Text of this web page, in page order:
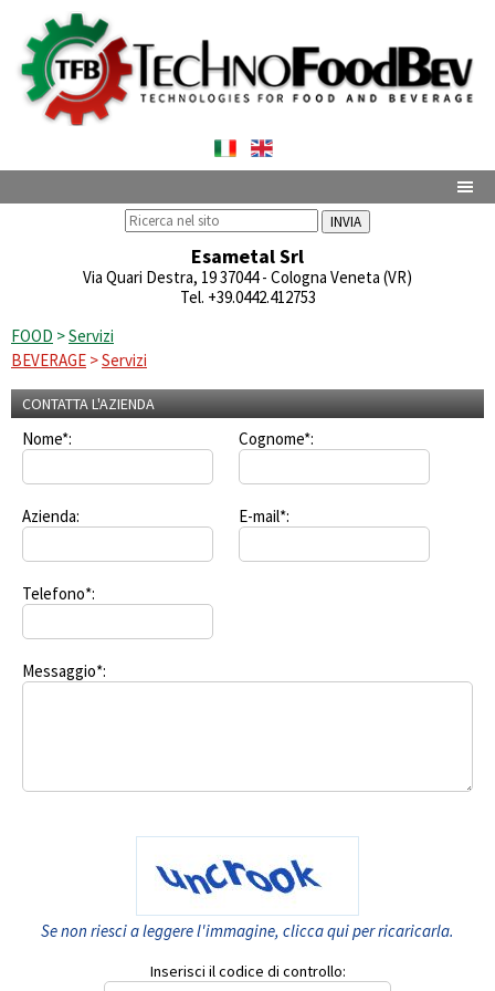
INVIA
Esametal Srl
Via Quari Destra, 19 37044 - Cologna Veneta (VR)
Tel. +39.0442.412753
FOOD >Servizi
BEVERAGE >Servizi
CONTATTA L'AZIENDA
Nome*: Cognome*:
Azienda: E-mail*:
Telefono*:
Messaggio*:
Se non riesci a leggere l'immagine, clicca qui per ricaricarla.
Inserisci il codice di controllo: